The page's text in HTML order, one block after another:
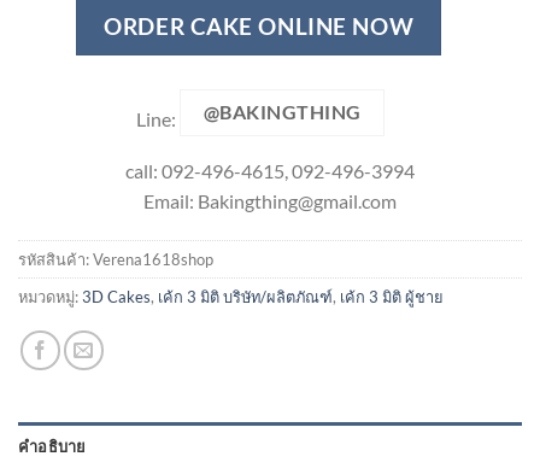
ORDER CAKE ONLINE NOW
Line: @BAKINGTHING
call: 092-496-4615, 092-496-3994
Email: Bakingthing@gmail.com
รหัสสินค้า:Verena1618shop
หมวดหมู่:3D Cakes, เค้ก 3 มิติ บริษัท/ผลิตภัณฑ์, เค้ก 3 มิติ ผู้ชาย
คำอธิบาย